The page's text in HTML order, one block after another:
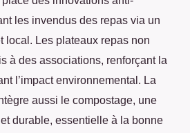
les invendus des repas via un
local. Les plateaux repas non
à des associations, renforçant la
l’impact environnemental. La
aussi le compostage, une
durable, essentielle à la bonne